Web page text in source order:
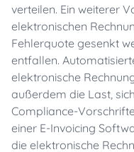
verteilen. Ein weiterer
elektronischen
Fehlerquote gesenkt
entfallen.
elektronische
außerdem die Last,
Compliance-
einer E-Invoicing
die elektronische